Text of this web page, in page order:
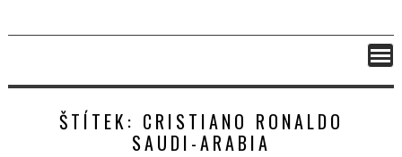
ŠTÍTEK: CRISTIANO RONALDO
SAUDI-ARABIA